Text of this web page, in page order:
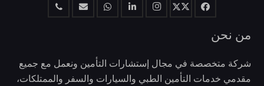
من نحن
شركة متخصصة في مجال إستشارات التأمين ونعمل مع جميع
مقدمي خدمات التأمين الطبي والسيارات والسفر والممتلكات،